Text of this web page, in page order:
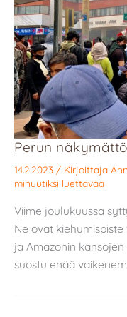
Perun
14.2.2023 / Kirjoittaja
minuutiksi luettavaa
Viime joulukuussa
Ne ovat
ja Amazonin
suostu enää